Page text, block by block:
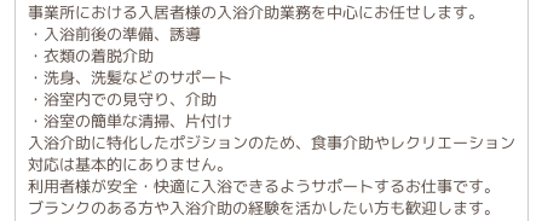
事業所における入居者様の入浴介助業務を中心にお任せします。
・入浴前後の準備、誘導
・衣類の着脱介助
・洗身、洗髪などのサポート
・浴室内での見守り、介助
・浴室の簡単な清掃、片付け
入浴介助に特化したポジションのため、食事介助やレクリエーション
対応は基本的にありません。
利用者様が安全・快適に入浴できるようサポートするお仕事です。
ブランクのある方や入浴介助の経験を活かしたい方も歓迎します。